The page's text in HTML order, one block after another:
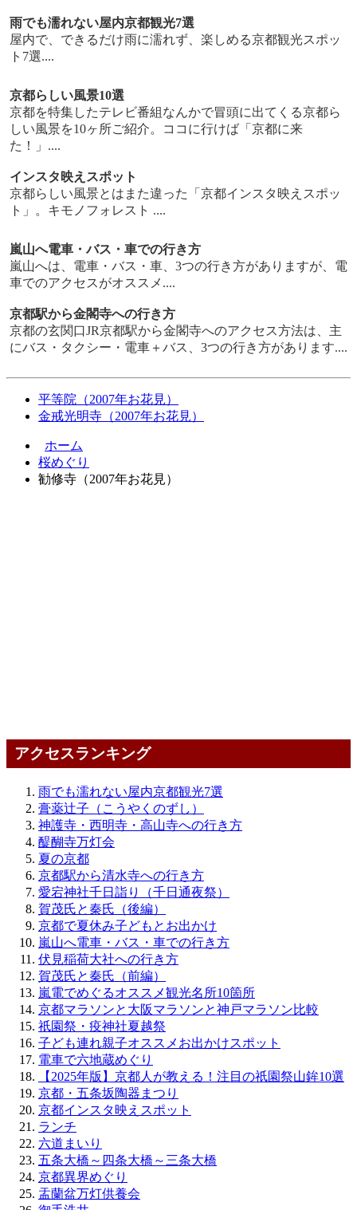
雨でも濡れない屋内京都観光7選
屋内で、できるだけ雨に濡れず、楽しめる京都観光スポッ
ト7選....
京都らしい風景10選
京都を特集したテレビ番組なんかで冒頭に出てくる京都ら
しい風景を10ヶ所ご紹介。ココに行けば「京都に来
た！」....
インスタ映えスポット
京都らしい風景とはまた違った「京都インスタ映えスポッ
ト」。キモノフォレスト ....
嵐山へ電車・バス・車での行き方
嵐山へは、電車・バス・車、3つの行き方がありますが、電
車でのアクセスがオススメ....
京都駅から金閣寺への行き方
京都の玄関口JR京都駅から金閣寺へのアクセス方法は、主
にバス・タクシー・電車＋バス、3つの行き方があります....
平等院（2007年お花見）
金戒光明寺（2007年お花見）
ホーム
桜めぐり
勧修寺（2007年お花見）
アクセスランキング
雨でも濡れない屋内京都観光7選
膏薬辻子（こうやくのずし）
神護寺・西明寺・高山寺への行き方
醍醐寺万灯会
夏の京都
京都駅から清水寺への行き方
愛宕神社千日詣り（千日通夜祭）
賀茂氏と秦氏（後編）
京都で夏休み子どもとお出かけ
嵐山へ電車・バス・車での行き方
伏見稲荷大社への行き方
賀茂氏と秦氏（前編）
嵐電でめぐるオススメ観光名所10箇所
京都マラソンと大阪マラソンと神戸マラソン比較
祇園祭・疫神社夏越祭
子ども連れ親子オススメお出かけスポット
電車で六地蔵めぐり
【2025年版】京都人が教える！注目の祇園祭山鉾10選
京都・五条坂陶器まつり
京都インスタ映えスポット
ランチ
六道まいり
五条大橋～四条大橋～三条大橋
京都異界めぐり
盂蘭盆万灯供養会